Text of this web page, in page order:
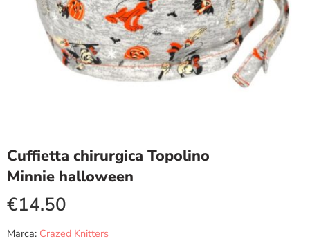
Cuffietta chirurgica Topolino
Minnie halloween
€14.50
Marca: Crazed Knitters